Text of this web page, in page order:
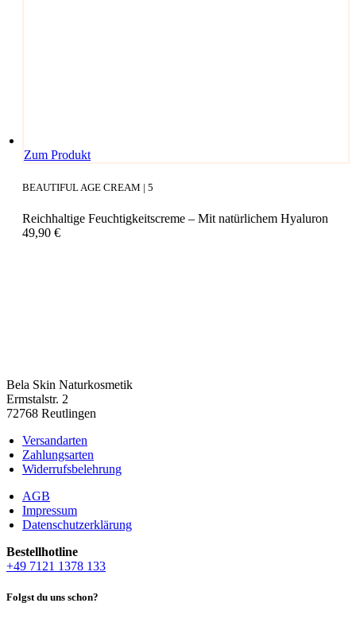
Zum Produkt
BEAUTIFUL AGE CREAM | 5
Reichhaltige Feuchtigkeitscreme – Mit natürlichem Hyaluron
49,90 €
Bela Skin Naturkosmetik
Erm­s­tal­str. 2
72768 Reut­lin­gen
Versandarten
Zahlungsarten
Widerrufsbelehrung
AGB
Impressum
Datenschutzerklärung
Bestell­hot­line
+49 7121 1378 133
Folgst du uns schon?